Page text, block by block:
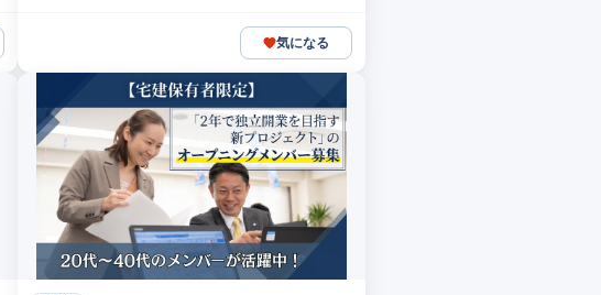
気になる